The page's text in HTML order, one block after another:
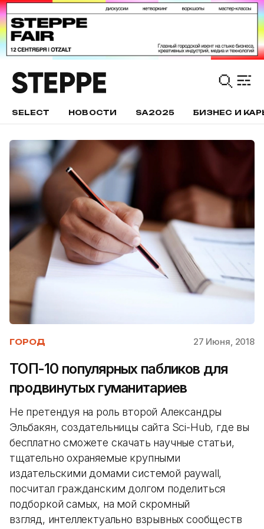
SELECT НОВОСТИ SA2025 БИЗНЕС И
ГОРОД 27 Июня, 2018
ТОП-10 популярных пабликов для
продвинутых гуманитариев
Не претендуя на роль второй Александры
Эльбакян, создательницы сайта Sci-Hub, где вы
бесплатно сможете скачать научные статьи,
тщательно охраняемые крупными
издательскими домами системой paywall,
посчитал гражданским долгом поделиться
подборкой самых, на мой скромный
взгляд, интеллектуально взрывных сообществ